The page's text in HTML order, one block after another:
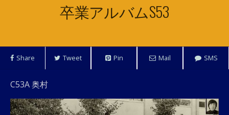
卒業アルバムS53
Share Tweet Pin Mail SMS
C53A 奥村